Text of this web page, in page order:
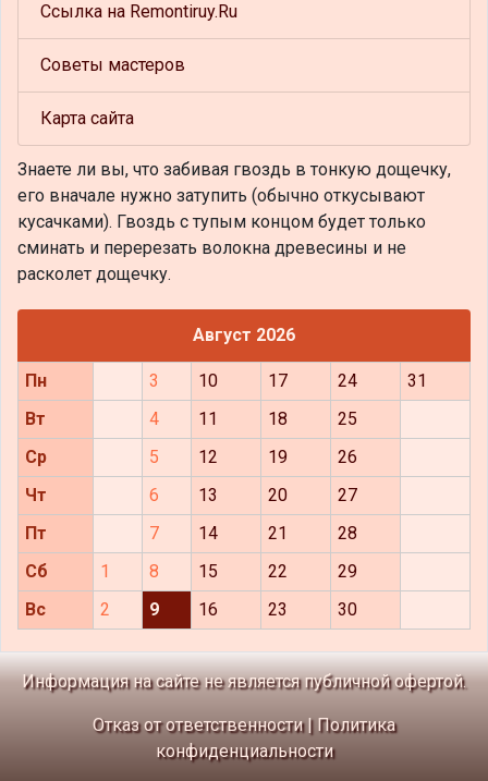
Ссылка на Remontiruy.Ru
Советы мастеров
Карта сайта
Знаете ли вы, что забивая гвоздь в тонкую дощечку,
его вначале нужно затупить (обычно откусывают
кусачками). Гвоздь с тупым концом будет только
сминать и перерезать волокна древесины и не
расколет дощечку.
Август 2026
Пн 3 10 17 24
31
Вт
4 11 18
25
Ср
5 12 19
26
Чт
6 13 20
27
Пт
7 14 21
28
Сб
1 8 15 22
29
Вс
2 9 16 23 30
Информация на сайте не является публичной офертой.
Отказ от ответственности| Политика
конфиденциальности